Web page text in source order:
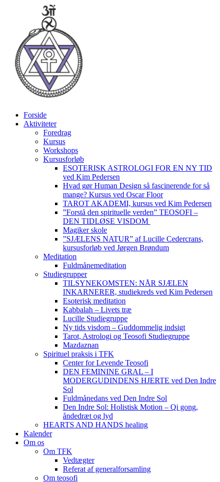
Forside
Aktiviteter
Foredrag
Kursus
Workshops
Kursusforløb
ESOTERISK ASTROLOGI FOR EN NY TID
ved Kim Pedersen
Hvad gør Human Design så fascinerende for så
mange? Kursus ved Oscar Floor
TAROT AKADEMI, kursus ved Kim Pedersen
”Forstå den spirituelle verden” TEOSOFI –
DEN TIDLØSE VISDOM
Magiker skole
”SJÆLENS NATUR” af Lucille Cedercrans,
kursusforløb ved Jørgen Brøndum
Meditation
Fuldmånemeditation
Studiegrupper
TILSYNEKOMSTEN: NÅR SJÆLEN
INKARNERER, studiekreds ved Kim Pedersen
Esoterisk meditation
Kabbalah – Livets træ
Lucille Studiegruppe
Ny tids visdom – Guddommelig indsigt
Tarot, Astrologi og Teosofi Studiegruppe
Mazdaznan
Spirituel praksis i TFK
Center for Levende Teosofi
DEN FEMININE GRAL – I
MODERGUDINDENS HJERTE ved Den Indre
Sol
Fuldmånedans ved Den Indre Sol
Den Indre Sol: Holistisk Motion – Qi gong,
åndedræt og lyd
HEARTS AND HANDS healing
Kalender
Om os
Om TFK
Vedtægter
Referat af generalforsamling
Om teosofi